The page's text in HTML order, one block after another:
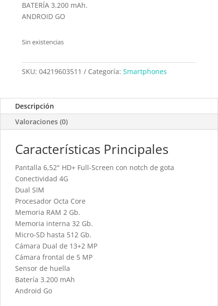
BATERÍA 3.200 mAh.
ANDROID GO
Sin existencias
SKU: 04219603511 Categoría: Smartphones
Descripción
Valoraciones (0)
Características Principales
Pantalla 6,52" HD+ Full-Screen con notch de gota
Conectividad 4G
Dual SIM
Procesador Octa Core
Memoria RAM 2 Gb.
Memoria interna 32 Gb.
Micro-SD hasta 512 Gb.
Cámara Dual de 13+2 MP
Cámara frontal de 5 MP
Sensor de huella
Batería 3.200 mAh
Android Go